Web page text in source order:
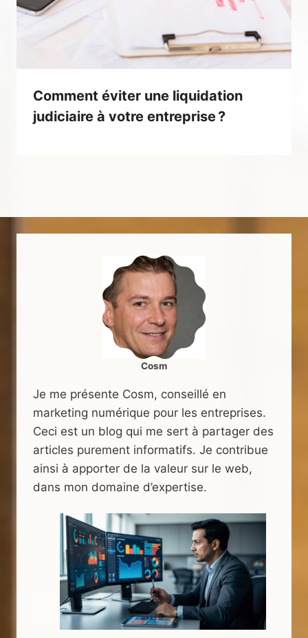
Comment éviter une liquidation
judiciaire à votre entreprise ?
Cosm
Je me présente Cosm, conseillé en
marketing numérique pour les entreprises.
Ceci est un blog qui me sert à partager des
articles purement informatifs. Je contribue
ainsi à apporter de la valeur sur le web,
dans mon domaine d’expertise.